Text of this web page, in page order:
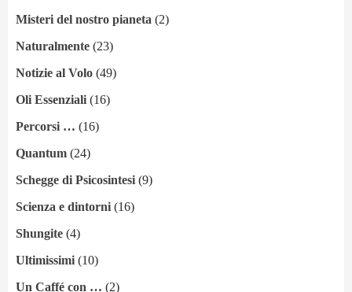
Misteri del nostro pianeta (2)
Naturalmente (23)
Notizie al Volo (49)
Oli Essenziali (16)
Percorsi … (16)
Quantum (24)
Schegge di Psicosintesi (9)
Scienza e dintorni (16)
Shungite (4)
Ultimissimi (10)
Un Caffé con … (2)